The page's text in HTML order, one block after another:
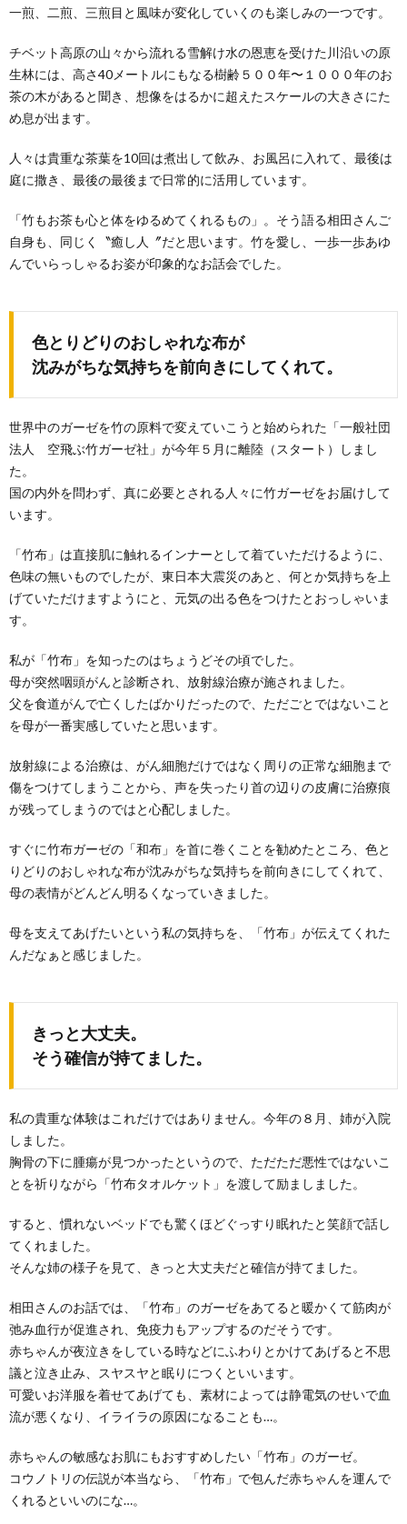
一煎、二煎、三煎目と風味が変化していくのも楽しみの一つです。
チベット高原の山々から流れる雪解け水の恩恵を受けた川沿いの原
生林には、高さ40メートルにもなる樹齢５００年〜１０００年のお
茶の木があると聞き、想像をはるかに超えたスケールの大きさにた
め息が出ます。
人々は貴重な茶葉を10回は煮出して飲み、お風呂に入れて、最後は
庭に撒き、最後の最後まで日常的に活用しています。
「竹もお茶も心と体をゆるめてくれるもの」。そう語る相田さんご
自身も、同じく〝癒し人〞だと思います。竹を愛し、一歩一歩あゆ
んでいらっしゃるお姿が印象的なお話会でした。
色とりどりのおしゃれな布が
沈みがちな気持ちを前向きにしてくれて。
世界中のガーゼを竹の原料で変えていこうと始められた「一般社団
法人 空飛ぶ竹ガーゼ社」が今年５月に離陸（スタート）しまし
た。
国の内外を問わず、真に必要とされる人々に竹ガーゼをお届けして
います。
「竹布」は直接肌に触れるインナーとして着ていただけるように、
色味の無いものでしたが、東日本大震災のあと、何とか気持ちを上
げていただけますようにと、元気の出る色をつけたとおっしゃいま
す。
私が「竹布」を知ったのはちょうどその頃でした。
母が突然咽頭がんと診断され、放射線治療が施されました。
父を食道がんで亡くしたばかりだったので、ただごとではないこと
を母が一番実感していたと思います。
放射線による治療は、がん細胞だけではなく周りの正常な細胞まで
傷をつけてしまうことから、声を失ったり首の辺りの皮膚に治療痕
が残ってしまうのではと心配しました。
すぐに竹布ガーゼの「和布」を首に巻くことを勧めたところ、色と
りどりのおしゃれな布が沈みがちな気持ちを前向きにしてくれて、
母の表情がどんどん明るくなっていきました。
母を支えてあげたいという私の気持ちを、「竹布」が伝えてくれた
んだなぁと感じました。
きっと大丈夫。
そう確信が持てました。
私の貴重な体験はこれだけではありません。今年の８月、姉が入院
しました。
胸骨の下に腫瘍が見つかったというので、ただただ悪性ではないこ
とを祈りながら「竹布タオルケット」を渡して励ましました。
すると、慣れないベッドでも驚くほどぐっすり眠れたと笑顔で話し
てくれました。
そんな姉の様子を見て、きっと大丈夫だと確信が持てました。
相田さんのお話では、「竹布」のガーゼをあてると暖かくて筋肉が
弛み血行が促進され、免疫力もアップするのだそうです。
赤ちゃんが夜泣きをしている時などにふわりとかけてあげると不思
議と泣き止み、スヤスヤと眠りにつくといいます。
可愛いお洋服を着せてあげても、素材によっては静電気のせいで血
流が悪くなり、イライラの原因になることも…。
赤ちゃんの敏感なお肌にもおすすめしたい「竹布」のガーゼ。
コウノトリの伝説が本当なら、「竹布」で包んだ赤ちゃんを運んで
くれるといいのにな…。